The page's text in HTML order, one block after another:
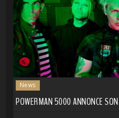
News
POWERMAN 5000 ANNONCE